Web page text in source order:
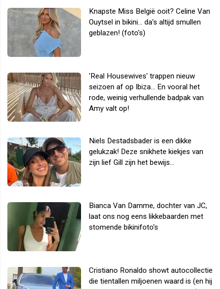
Knapste Miss België ooit? Celine Van
Ouytsel in bikini... da's altijd smullen
geblazen! (foto's)
'Real Housewives' trappen nieuw
seizoen af op Ibiza... En vooral het
rode, weinig verhullende badpak van
Amy valt op!
Niels Destadsbader is een dikke
gelukzak! Deze snikhete kiekjes van
zijn lief Gill zijn het bewijs...
Bianca Van Damme, dochter van JC,
laat ons nog eens likkebaarden met
stomende bikinifoto's
Cristiano Ronaldo showt autocollectie
die tientallen miljoenen waard is (en hij